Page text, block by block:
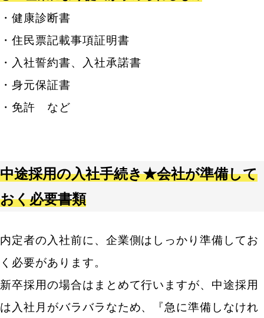
・健康診断書
・住民票記載事項証明書
・入社誓約書、入社承諾書
・身元保証書
・免許 など
中途採用の入社手続き★会社が準備して
おく必要書類
内定者の入社前に、企業側はしっかり準備してお
く必要があります。
新卒採用の場合はまとめて行いますが、中途採用
は入社月がバラバラなため、『急に準備しなけれ